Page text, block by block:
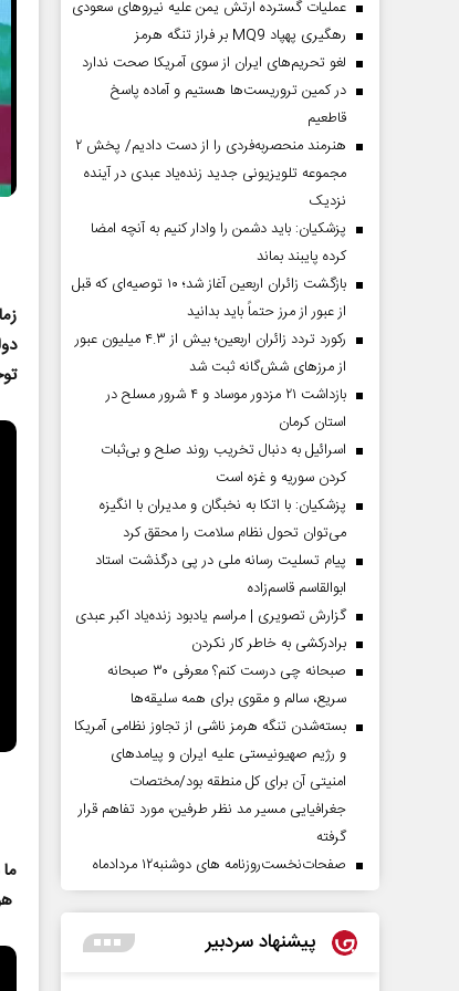
عملیات گسترده ارتش یمن علیه نیروهای سعودی
رهگیری پهپاد MQ9 بر فراز تنگه هرمز
لغو تحریم‌های ایران از سوی آمریکا صحت ندارد
در کمین تروریست‌ها هستیم و آماده پاسخ
قاطعیم
هنرمند منحصر‌به‌فردی را از دست دادیم/ پخش ۲
مجموعه تلویزیونی جدید زنده‌یاد عبدی در آینده
نزدیک
پزشکیان: باید دشمن را وادار کنیم به آنچه امضا
کرده پایبند بماند
بازگشت زائران اربعین آغاز شد؛ ۱۰ توصیه‌ای که قبل
از عبور از مرز حتماً باید بدانید
رکورد تردد زائران اربعین؛ بیش از ۴.۳ میلیون عبور
از مرزهای شش‌گانه ثبت شد
بازداشت ۲۱ مزدور موساد و ۴ شرور مسلح در
استان کرمان
اسرائیل به دنبال تخریب روند صلح و بی‌ثبات
کردن سوریه و غزه است
پزشکیان: با اتکا به نخبگان و مدیران با انگیزه
می‌توان تحول نظام سلامت را محقق کرد
پیام تسلیت رسانه ملی در پی درگذشت استاد
ابوالقاسم قاسم‌زاده
گزارش تصویری | مراسم یادبود زنده‌یاد اکبر عبدی
برادرکشی به خاطر کار نکردن
صبحانه چی درست کنم؟ معرفی ۳۰ صبحانه
سریع، سالم و مقوی برای همه سلیقه‌ها
بسته‌شدن تنگه هرمز ناشی از تجاوز نظامی آمریکا
و رژیم صهیونیستی علیه ایران و پیامد‌های
امنیتی آن برای کل منطقه بود/مختصات
جغرافیایی مسیر مد نظر طرفین، مورد تفاهم قرار
گرفته
صفحات‌نخست‌روزنامه ها‌ی دوشنبه‌۱۲ مردادماه
پیشنهاد سردبیر